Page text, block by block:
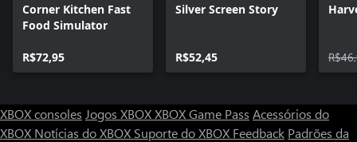
Corner Kitchen Fast
Food Simulator
R$72,95
Silver Screen Story
R$52,45
XBOX consoles Jogos XBOXXBOX Game Pass Acessórios do
XBOX Notícias do XBOX Suporte do XBOX Feedback Padrões da